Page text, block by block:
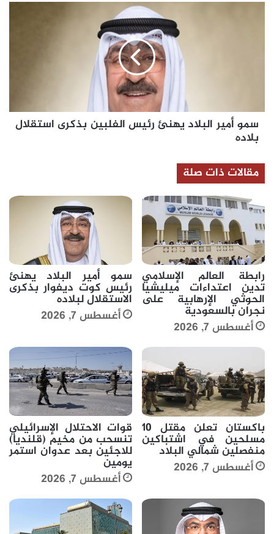
1)
بلاده
سمو أمير البلاد يهنئ رئيس الفلبين بذكرى استقلال
بلاده
مقالات ذات صلة
رابطة العالم الإسلامي
تدين اعتداءات ميليشيا
الحوثي الإرهابية على
نجران بالسعودية
أغسطس 7, 2026
سمو أمير البلاد يهنئ
رئيس كوت ديفوار بذكرى
الاستقلال لبلاده
أغسطس 7, 2026
باكستان تعلن مقتل 10
مسلحين في اشتباكين
منفصلين شمالي البلاد
أغسطس 7, 2026
قوات الاحتلال الإسرائيلي
تنسحب من مخيم (قلنديا)
للاجئين بعد عدوان استمر
يومين
أغسطس 7, 2026